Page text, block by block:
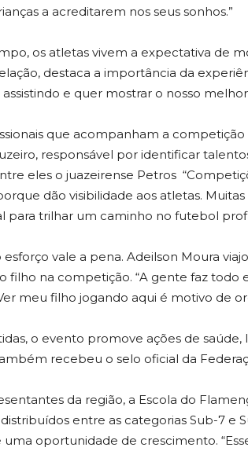
a acreditarem nos seus sonhos.”
os atletas vivem a expectativa de
destaca a importância da
e quer mostrar o nosso
que acompanham a
responsável por identificar
eles o juazeirense Petros
dão visibilidade aos atletas.
para trilhar um caminho no futebol
esforço vale a pena. Adeilson Moura
filho na competição. “A gente faz todo
meu filho jogando aqui é motivo de
o evento promove ações de saúde,
recebeu o selo oficial da
da região, a Escola do
entre as categorias Sub-7 e
oportunidade de crescimento.